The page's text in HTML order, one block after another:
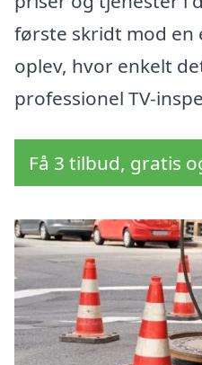
første skridt mod en
oplev, hvor enkelt
professionel TV-
Få 3 tilbud, gratis